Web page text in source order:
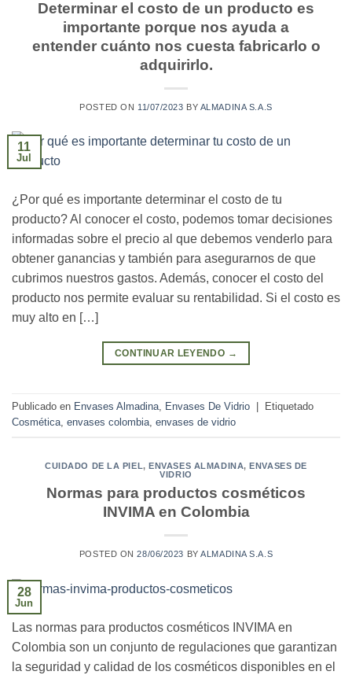
Determinar el costo de un producto es
importante porque nos ayuda a
entender cuánto nos cuesta fabricarlo o
adquirirlo.
POSTED ON 11/07/2023 BY ALMADINA S.A.S
11
Jul
¿Por qué es importante determinar el costo de tu
producto? Al conocer el costo, podemos tomar decisiones
informadas sobre el precio al que debemos venderlo para
obtener ganancias y también para asegurarnos de que
cubrimos nuestros gastos. Además, conocer el costo del
producto nos permite evaluar su rentabilidad. Si el costo es
muy alto en […]
CONTINUAR LEYENDO →
Publicado en Envases Almadina, Envases De Vidrio
Etiquetado
Cosmética, envases colombia, envases de vidrio
CUIDADO DE LA PIEL,ENVASES ALMADINA,ENVASES DE
VIDRIO
Normas para productos cosméticos
INVIMA en Colombia
POSTED ON28/06/2023 BYALMADINA S.A.S
28
Jun
Las normas para productos cosméticos INVIMA en
Colombia son un conjunto de regulaciones que garantizan
la seguridad y calidad de los cosméticos disponibles en el